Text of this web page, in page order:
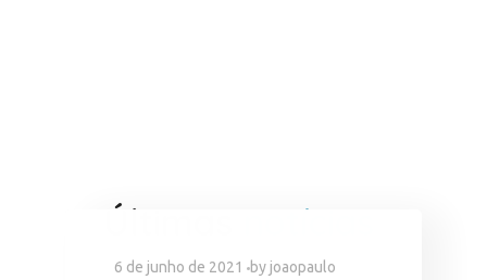
Últimas notícias
6 de junho de 2021 by joaopaulo